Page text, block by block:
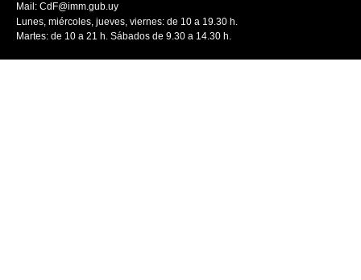
Mail: CdF@imm.gub.uy
Lunes, miércoles, jueves, viernes: de 10 a 19.30 h.
Martes: de 10 a 21 h. Sábados de 9.30 a 14.30 h.